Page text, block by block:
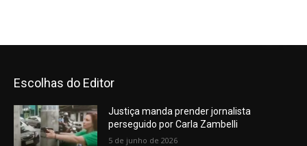
Escolhas do Editor
Justiça manda prender jornalista
perseguido por Carla Zambelli
5 de junho de 2026